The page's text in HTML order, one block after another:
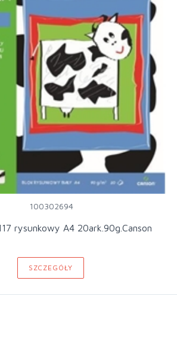
100302694
rysunkowy A4 20ark.90g.Canson
SZCZEGÓŁY